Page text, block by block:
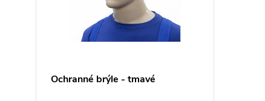
Ochranné brýle - tmavé